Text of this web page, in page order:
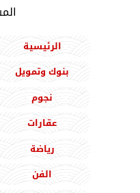
الرئيسية
بنوك وتمويل
نجوم
عقارات
رياضة
الفن